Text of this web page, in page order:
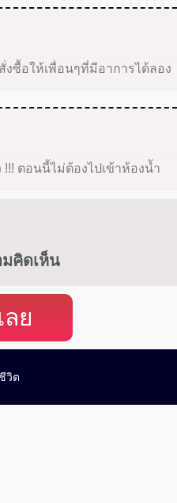
ซื้อให้เพื่อนๆที่มีอาการได้ลอง
ตอนนี้ไม่ต้องไปเข้าห้องน้ำ
มคิดเห็น
ลย
วิต